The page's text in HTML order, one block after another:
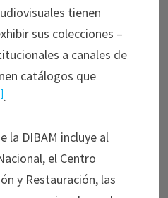
tienen
sus colecciones –
a canales de
catálogos que
.
la DIBAM incluye al
el Centro
y Restauración, las